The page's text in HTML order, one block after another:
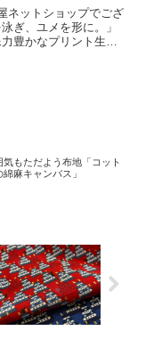
ネットショップでござ
ぎ、ユメを形に。」
豊かなプリント生地
もただよう布地「コット
麻キャンバス」